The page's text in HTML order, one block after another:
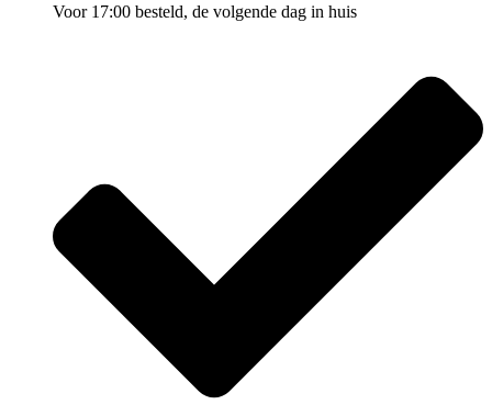
Voor 17:00 besteld, de volgende dag in huis